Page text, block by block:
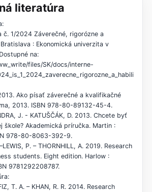
literatúra
č. 1/2024 Záverečné, rigorózne a
: Ekonomická univerzita v
na:
files/SK/docs/interne-
Ako písať záverečné a kvalifikačné
2013. ISBN 978-80-89132-45-4.
J. - KATUŠČÁK, D. 2013. Chcete byť
škole? Akademická príručka. Martin :
978-80-8063-392-9.
P. – THORNHILL, A. 2019. Research
students. Eight edition. Harlow :
9781292208787.
T. A. – KHAN, R. R. 2014. Research